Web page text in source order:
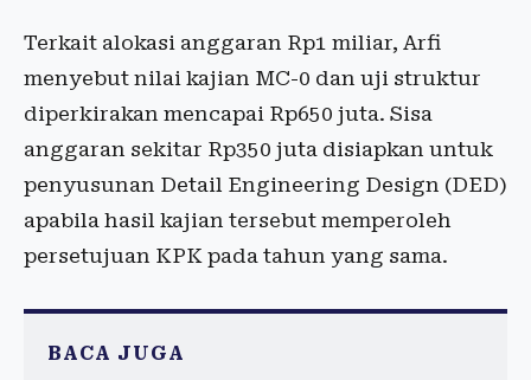
Terkait alokasi anggaran Rp1 miliar, Arfi
menyebut nilai kajian MC-0 dan uji struktur
diperkirakan mencapai Rp650 juta. Sisa
anggaran sekitar Rp350 juta disiapkan untuk
penyusunan Detail Engineering Design (DED)
apabila hasil kajian tersebut memperoleh
persetujuan KPK pada tahun yang sama.
BACA JUGA